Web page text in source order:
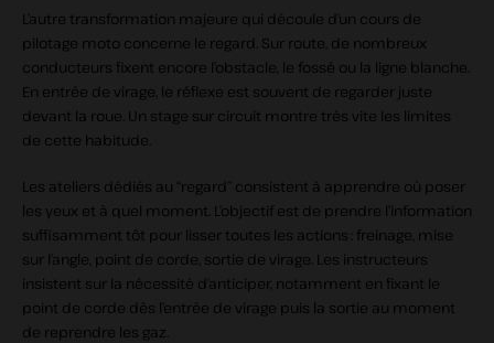
L’autre transformation majeure qui découle d’un cours de
pilotage moto concerne le regard. Sur route, de nombreux
conducteurs fixent encore l’obstacle, le fossé ou la ligne blanche.
En entrée de virage, le réflexe est souvent de regarder juste
devant la roue. Un stage sur circuit montre très vite les limites
de cette habitude.
Les ateliers dédiés au “regard” consistent à apprendre où poser
les yeux et à quel moment. L’objectif est de prendre l’information
suffisamment tôt pour lisser toutes les actions : freinage, mise
sur l’angle, point de corde, sortie de virage. Les instructeurs
insistent sur la nécessité d’anticiper, notamment en fixant le
point de corde dès l’entrée de virage puis la sortie au moment
de reprendre les gaz.